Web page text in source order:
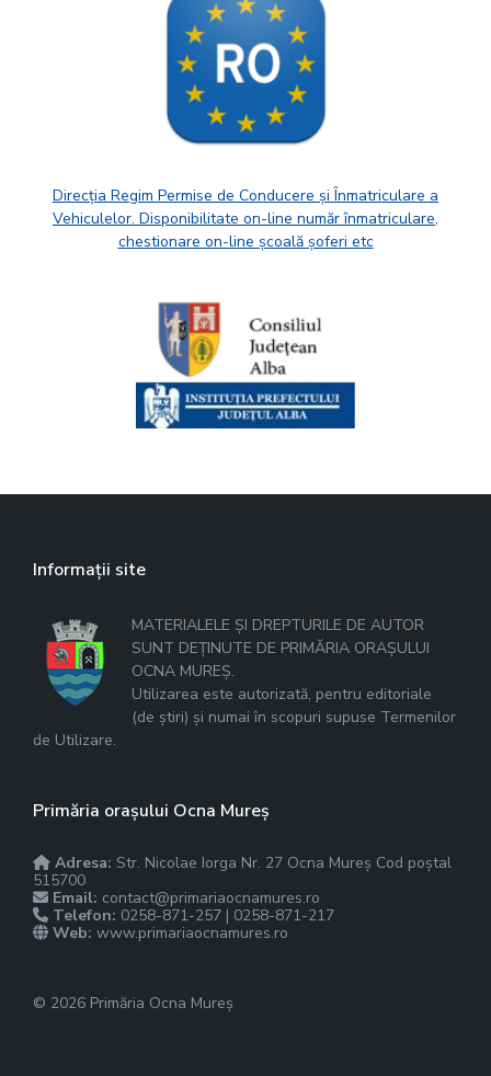
Direcția Regim Permise de Conducere și Înmatriculare a
Vehiculelor. Disponibilitate on-line număr înmatriculare,
chestionare on-line școală șoferi etc
Informații site
MATERIALELE ȘI DREPTURILE DE AUTOR
SUNT DEȚINUTE DE PRIMĂRIA ORAȘULUI
OCNA MUREȘ.
Utilizarea este autorizată, pentru editoriale
(de știri) și numai în scopuri supuse Termenilor
de Utilizare.
Primăria orașului Ocna Mureș
Adresa: Str. Nicolae Iorga Nr. 27 Ocna Mureș Cod poștal
515700
Email: contact@primariaocnamures.ro
Telefon: 0258-871-257 | 0258-871-217
Web: www.primariaocnamures.ro
© 2026 Primăria Ocna Mureș